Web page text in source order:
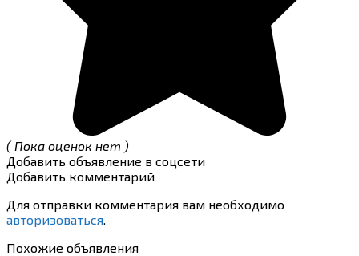
( Пока оценок нет )
Добавить объявление в соцсети
Добавить комментарий
Для отправки комментария вам необходимо
авторизоваться.
Похожие объявления